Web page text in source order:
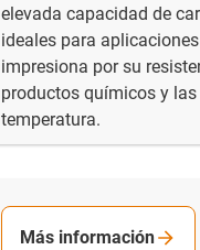
elevada capacidad de
ideales para
impresiona por su
productos químicos y
temperatura.
Más información